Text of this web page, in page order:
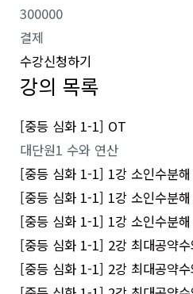
300000
결제
수강신청하기
강의 목록
[중등 심화 1-1] OT
대단원1 수와 연산
[중등 심화 1-1] 1강 소인수분해
[중등 심화 1-1] 1강 소인수분
[중등 심화 1-1] 1강 소인수분
[중등 심화 1-1] 2강 최대공약
[중등 심화 1-1] 2강 최대공약